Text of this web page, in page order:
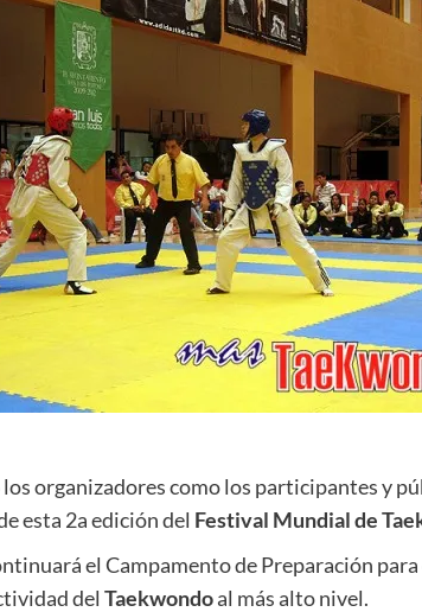
organizadores como los participantes y
esta 2a edición del Festival Mundial de
el Campamento de Preparación
del Taekwondoal más alto nivel.